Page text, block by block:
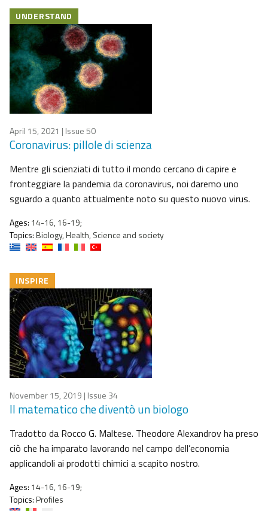
UNDERSTAND
April 15, 2021 | Issue 50
Coronavirus: pillole di scienza
Mentre gli scienziati di tutto il mondo cercano di capire e
fronteggiare la pandemia da coronavirus, noi daremo uno
sguardo a quanto attualmente noto su questo nuovo virus.
Ages: 14-16, 16-19;
Topics:Biology, Health, Science and society
INSPIRE
November 15, 2019 | Issue 34
Il matematico che diventò un biologo
Tradotto da Rocco G. Maltese. Theodore Alexandrov ha preso
ciò che ha imparato lavorando nel campo dell’economia
applicandoli ai prodotti chimici a scapito nostro.
Ages: 14-16, 16-19;
Topics:Profiles